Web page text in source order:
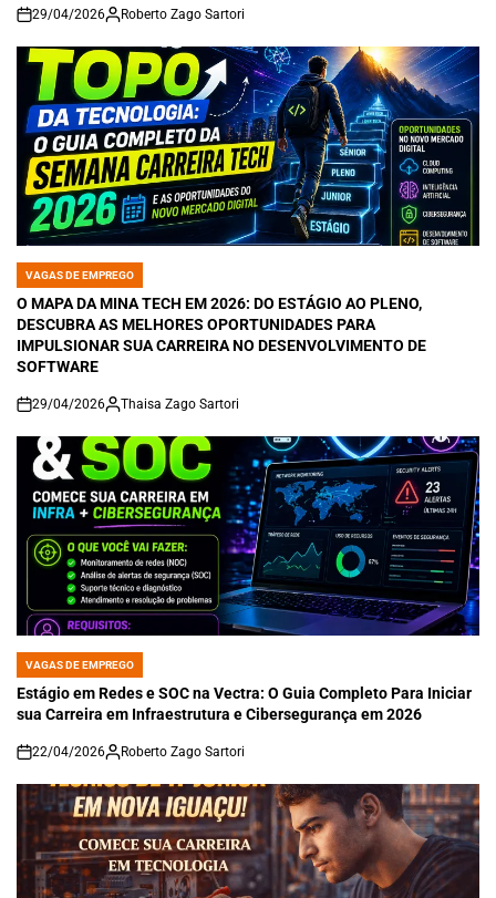
on
29/04/2026 Roberto Zago Sartori
POSTED
IN
VAGAS DE EMPREGO
O MAPA DA MINA TECH EM 2026: DO ESTÁGIO AO PLENO,
DESCUBRA AS MELHORES OPORTUNIDADES PARA
IMPULSIONAR SUA CARREIRA NO DESENVOLVIMENTO DE
SOFTWARE
on
29/04/2026 Thaisa Zago Sartori
POSTED
IN
VAGAS DE EMPREGO
Estágio em Redes e SOC na Vectra: O Guia Completo Para Iniciar
sua Carreira em Infraestrutura e Cibersegurança em 2026
on
22/04/2026 Roberto Zago Sartori